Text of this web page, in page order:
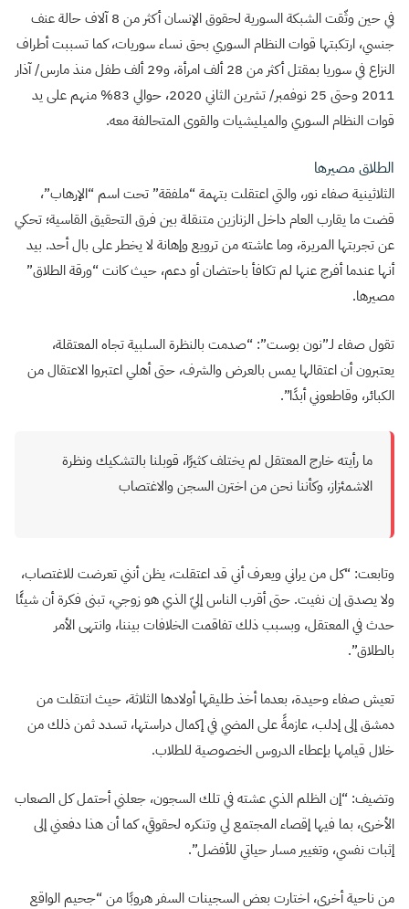
في حين وثّقت الشبكة السورية لحقوق الإنسان أكثر من 8 آلاف حالة عنف
جنسي، ارتكبتها قوات النظام السوري بحق نساء سوريات، كما تسببت أطراف
النزاع في سوريا بمقتل أكثر من 28 ألف امرأة، و29 ألف طفل منذ مارس/ آذار
2011 وحتى 25 نوفمبر/ تشرين الثاني 2020، حوالي 83% منهم على يد
قوات النظام السوري والميليشيات والقوى المتحالفة معه.
الطلاق مصيرها
الثلاثينية صفاء نور، والتي اعتقلت بتهمة “ملفقة” تحت اسم “الإرهاب”،
قضت ما يقارب العام داخل الزنازين متنقلة بين فرق التحقيق القاسية؛ تحكي
عن تجربتها المريرة، وما عاشته من ترويع وإهانة لا يخطر على بال أحد. بيد
أنها عندما أفرج عنها لم تكافأ باحتضان أو دعم، حيث كانت “ورقة الطلاق”
مصيرها.
تقول صفاء لـ”نون بوست”: “صدمت بالنظرة السلبية تجاه المعتقلة،
يعتبرون أن اعتقالها يمس بالعرض والشرف، حتى أهلي اعتبروا الاعتقال من
الكبائر، وقاطعوني أبدًا”.
ما رأيته خارج المعتقل لم يختلف كثيرًا، قوبلنا بالتشكيك ونظرة
الاشمئزاز، وكأننا نحن من اخترن السجن والاغتصاب
وتابعت: “كل من يراني ويعرف أني قد اعتقلت، يظن أنني تعرضت للاغتصاب،
ولا يصدق إن نفيت. حتى أقرب الناس إليّ الذي هو زوجي، تبنى فكرة أن شيئًا
حدث في المعتقل، وبسبب ذلك تفاقمت الخلافات بيننا، وانتهى الأمر
بالطلاق”.
تعيش صفاء وحيدة، بعدما أخذ طليقها أولادها الثلاثة، حيث انتقلت من
دمشق إلى إدلب، عازمةً على المضي في إكمال دراستها، تسدد ثمن ذلك من
خلال قيامها بإعطاء الدروس الخصوصية للطلاب.
وتضيف: “إن الظلم الذي عشته في تلك السجون، جعلني أحتمل كل الصعاب
الأخرى، بما فيها إقصاء المجتمع لي وتنكره لحقوقي، كما أن هذا دفعني إلى
إثبات نفسي، وتغيير مسار حياتي للأفضل”.
من ناحية أخرى، اختارت بعض السجينات السفر هروبًا من “جحيم الواقع